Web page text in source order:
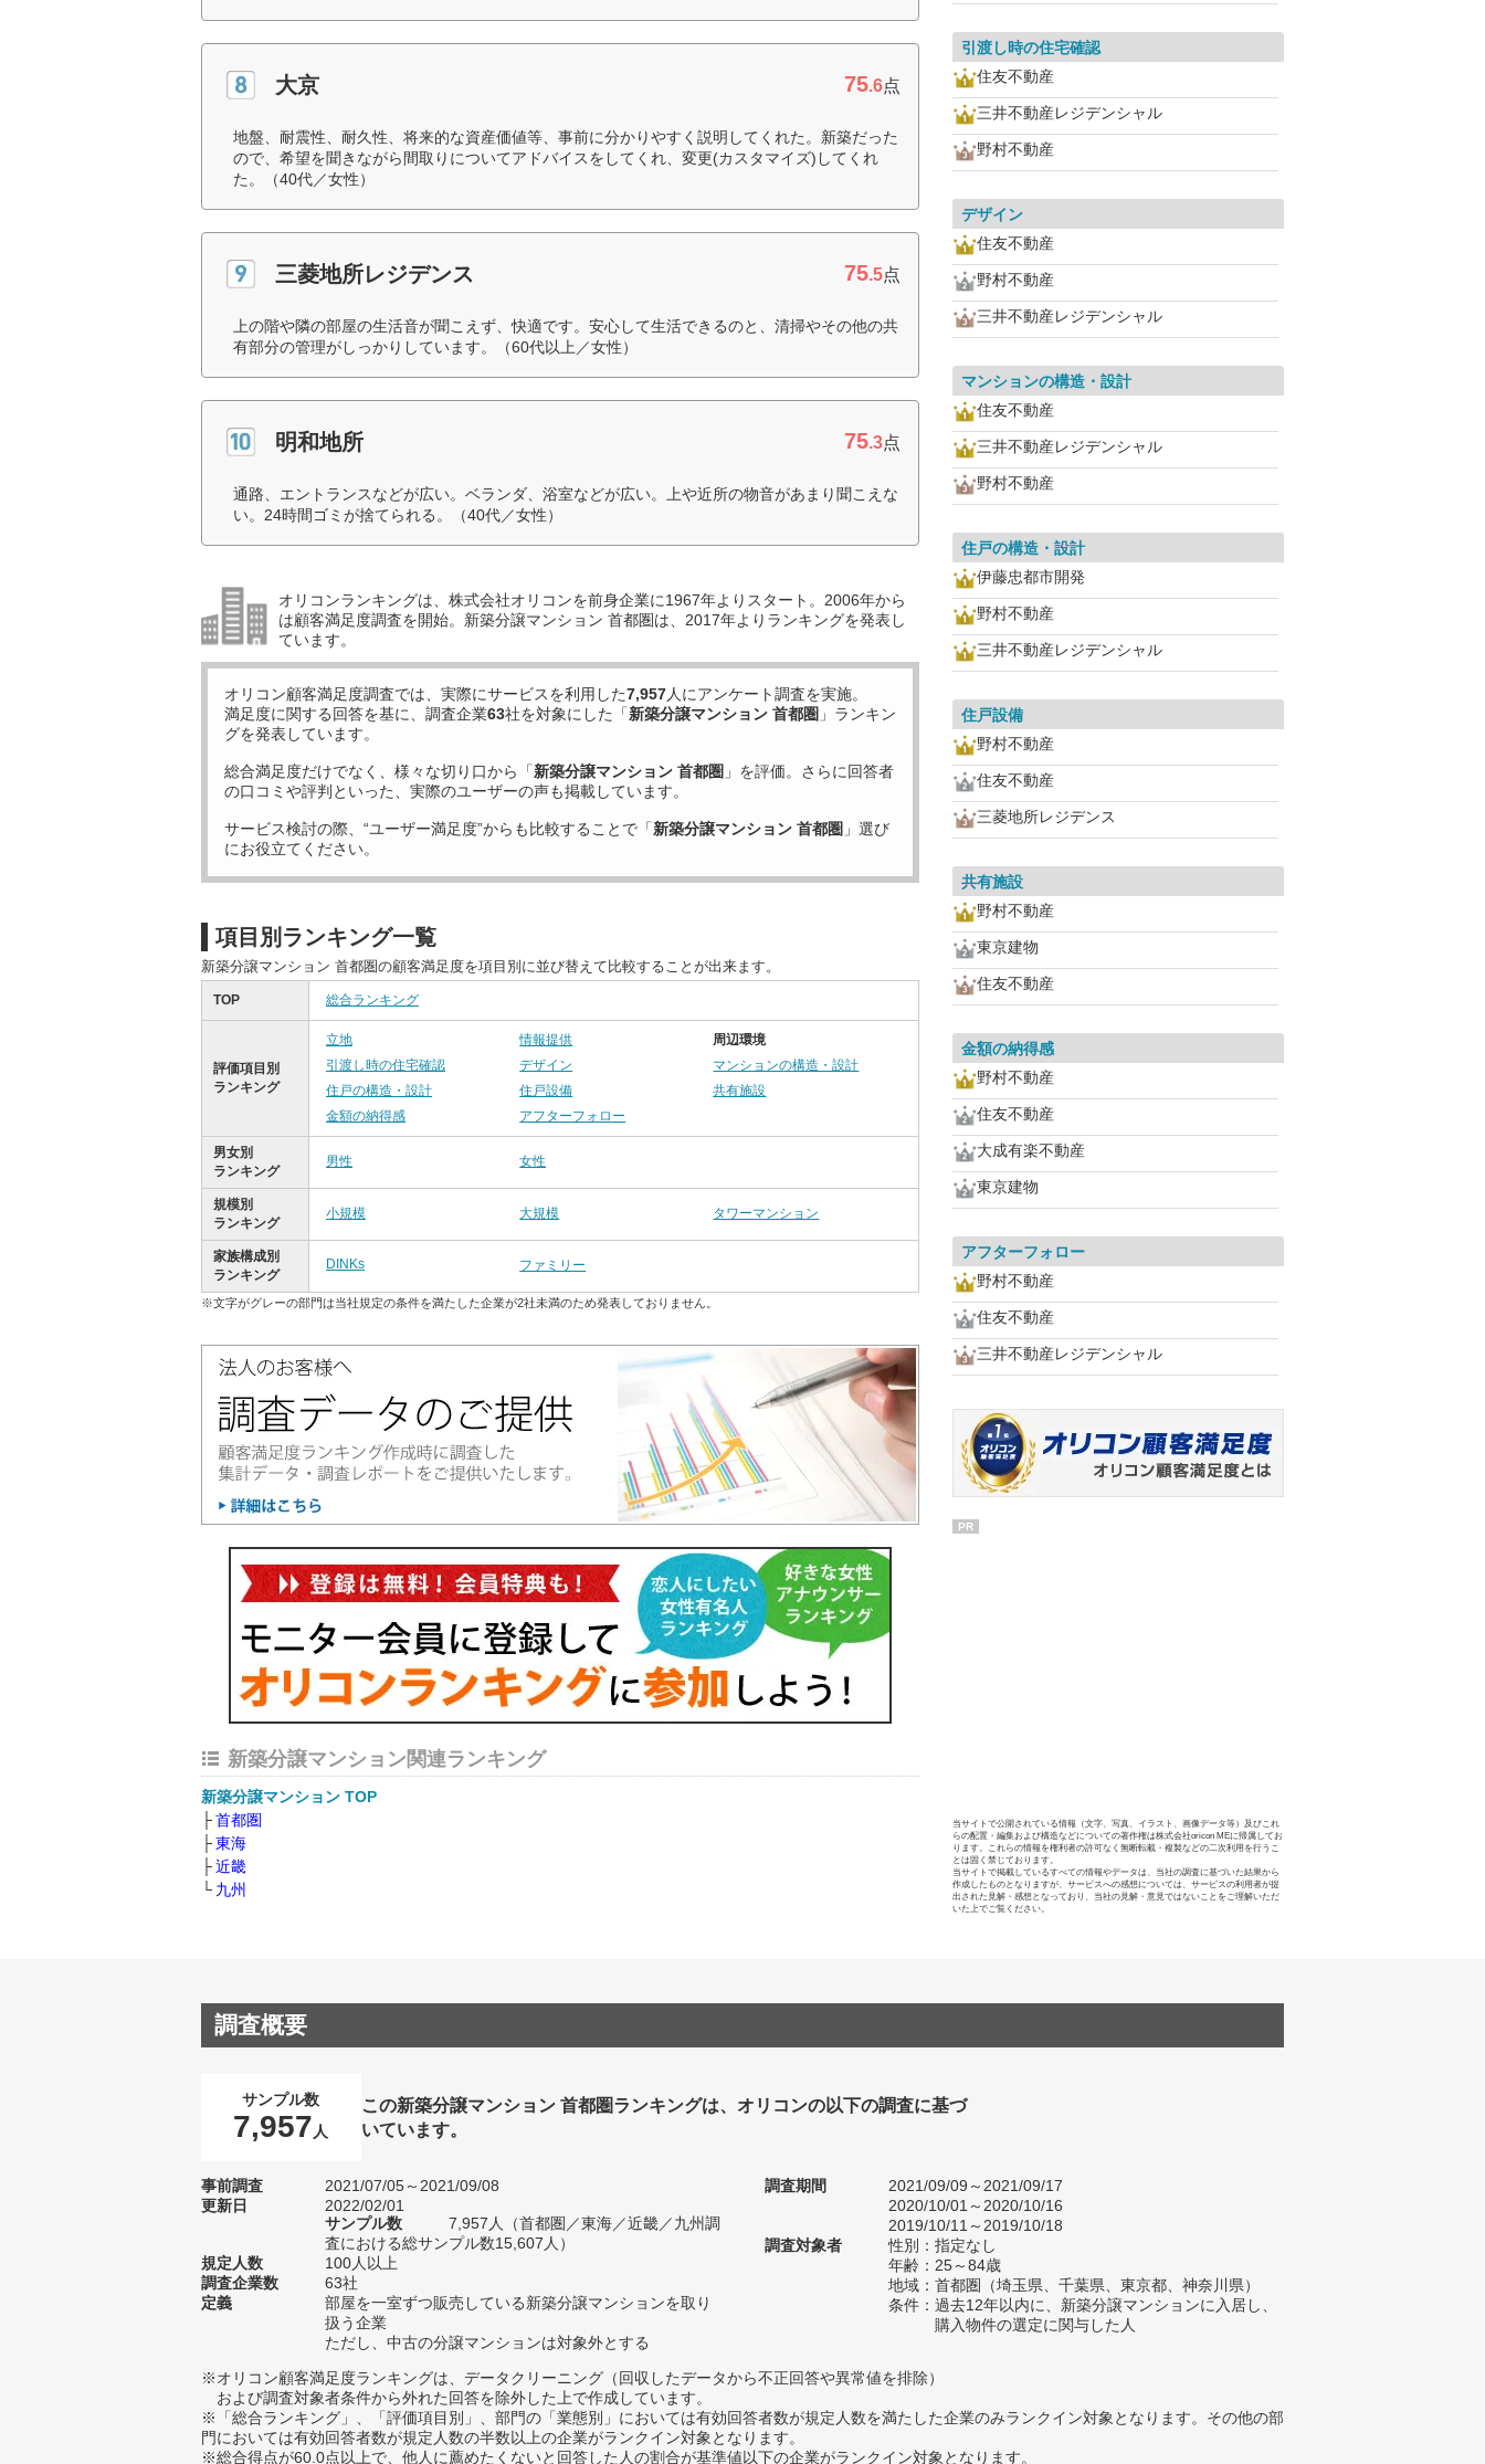
大京 75.6点
地盤、耐震性、耐久性、将来的な資産価値等、事前に分かりやすく説明してくれた。新築だった
ので、希望を聞きながら間取りについてアドバイスをしてくれ、変更(カスタマイズ)してくれ
た。（40代／女性）
三菱地所レジデンス 75.5点
上の階や隣の部屋の生活音が聞こえず、快適です。安心して生活できるのと、清掃やその他の共
有部分の管理がしっかりしています。（60代以上／女性）
明和地所 75.3点
通路、エントランスなどが広い。ベランダ、浴室などが広い。上や近所の物音があまり聞こえな
い。24時間ゴミが捨てられる。（40代／女性）
オリコンランキングは、株式会社オリコンを前身企業に1967年よりスタート。2006年から
は顧客満足度調査を開始。新築分譲マンション 首都圏は、2017年よりランキングを発表し
ています。
オリコン顧客満足度調査では、実際にサービスを利用した7,957人にアンケート調査を実施。
満足度に関する回答を基に、調査企業63社を対象にした「新築分譲マンション 首都圏 」ランキン
グを発表しています。
総合満足度だけでなく、様々な切り口から「新築分譲マンション 首都圏 」を評価。さらに回答者
の口コミや評判といった、実際のユーザーの声も掲載しています。
サービス検討の際、“ユーザー満足度”からも比較することで「新築分譲マンション 首都圏 」選び
にお役立てください。
項目別ランキング一覧
新築分譲マンション 首都圏の顧客満足度を項目別に並び替えて比較することが出来ます。
TOP 総合ランキング
評価項目別
ランキング
立地 情報提供
周辺環境
引渡し時の住宅確認
デザイン
マンションの構造・設計
住戸の構造・設計
住戸設備
共有施設
金額の納得感
アフターフォロー
男女別
ランキング
男性 女性
規模別
ランキング
小規模 大規模 タワーマンション
家族構成別
ランキング
DINKs ファミリー
※文字がグレーの部門は当社規定の条件を満たした企業が2社未満のため発表しておりません。
新築分譲マンション関連ランキング
新築分譲マンション TOP
首都圏
東海
近畿
九州
引渡し時の住宅確認
住友不動産
三井不動産レジデンシャル
野村不動産
デザイン
住友不動産
野村不動産
三井不動産レジデンシャル
マンションの構造・設計
住友不動産
三井不動産レジデンシャル
野村不動産
住戸の構造・設計
伊藤忠都市開発
野村不動産
三井不動産レジデンシャル
住戸設備
野村不動産
住友不動産
三菱地所レジデンス
共有施設
野村不動産
東京建物
住友不動産
金額の納得感
野村不動産
住友不動産
大成有楽不動産
東京建物
アフターフォロー
野村不動産
住友不動産
三井不動産レジデンシャル
PR
当サイトで公開されている情報（文字、写真、イラスト、画像データ等）及びこれ
らの配置・編集および構造などについての著作権は株式会社oricon MEに帰属してお
ります。これらの情報を権利者の許可なく無断転載・複製などの二次利用を行うこ
とは固く禁じております。
当サイトで掲載しているすべての情報やデータは、当社の調査に基づいた結果から
作成したものとなりますが、サービスへの感想については、サービスの利用者が提
出された見解・感想となっており、当社の見解・意見ではないことをご理解いただ
いた上でご覧ください。
調査概要
サンプル数
7,957 人
この新築分譲マンション 首都圏ランキングは、オリコンの以下の調査に基づ
いています。
事前調査
2021/07/05～2021/09/08
更新日
2022/02/01
サンプル数
7,957人（首都圏／東海／近畿／九州調
査における総サンプル数15,607人）
規定人数
100人以上
調査企業数
63社
定義
部屋を一室ずつ販売している新築分譲マンションを取り
扱う企業
ただし、中古の分譲マンションは対象外とする
調査期間
2021/09/09～2021/09/17
2020/10/01～2020/10/16
2019/10/11～2019/10/18
調査対象者
性別：指定なし
年齢：25～84歳
地域：首都圏（埼玉県、千葉県、東京都、神奈川県）
条件：過去12年以内に、新築分譲マンションに入居し、
購入物件の選定に関与した人
※オリコン顧客満足度ランキングは、データクリーニング（回収したデータから不正回答や異常値を排除）
および調査対象者条件から外れた回答を除外した上で作成しています。
※「総合ランキング」、「評価項目別」、部門の「業態別」においては有効回答者数が規定人数を満たした企業のみランクイン対象となります。その他の部
門においては有効回答者数が規定人数の半数以上の企業がランクイン対象となります。
※総合得点が60.0点以上で、他人に薦めたくないと回答した人の割合が基準値以下の企業がランクイン対象となります。